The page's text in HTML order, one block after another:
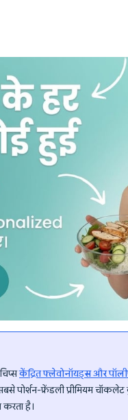
केंद्रित फ्लेवोनॉयड्स और
पोर्शन-फ्रेंडली प्रीमियम
है।